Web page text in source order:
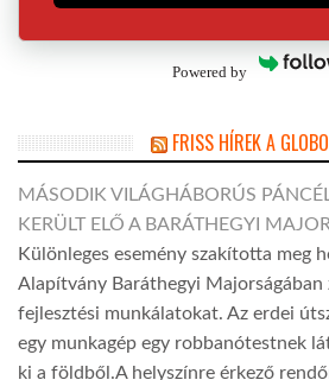
Powered by
FRISS HÍREK A
MÁSODIK VILÁGHÁBORÚS
KERÜLT ELŐ A BARÁTHEGYI
Különleges esemény szakította meg
Alapítvány Baráthegyi Majorságában
fejlesztési munkálatokat. Az erdei
egy munkagép egy robbanótestnek
ki a földből.A helyszínre érkező